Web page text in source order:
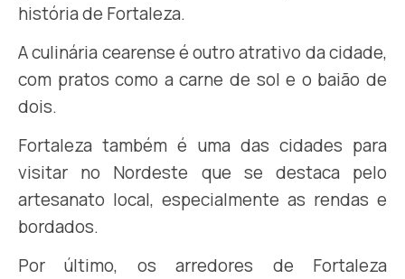
história de Fortaleza.
A culinária cearense é outro atrativo da cidade,
com pratos como a carne de sol e o baião de
dois.
Fortaleza também é uma das cidades para
visitar no Nordeste que se destaca pelo
artesanato local, especialmente as rendas e
bordados.
Por último, os arredores de Fortaleza